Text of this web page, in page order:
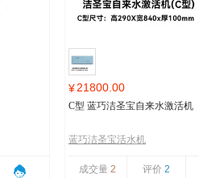
¥21800.00
C型 蓝巧洁圣宝自来水激活机
蓝巧洁圣宝活水机
成交量 2 评价 2